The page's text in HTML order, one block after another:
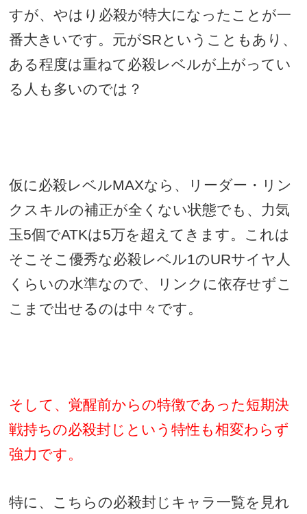
すが、やはり必殺が特大になったことが一
番大きいです。元がSRということもあり、
ある程度は重ねて必殺レベルが上がってい
る人も多いのでは？
仮に必殺レベルMAXなら、リーダー・リン
クスキルの補正が全くない状態でも、力気
玉5個でATKは5万を超えてきます。これは
そこそこ優秀な必殺レベル1のURサイヤ人
くらいの水準なので、リンクに依存せずこ
こまで出せるのは中々です。
そして、覚醒前からの特徴であった短期決
戦持ちの必殺封じという特性も相変わらず
強力です。
特に、こちらの必殺封じキャラ一覧を見れ